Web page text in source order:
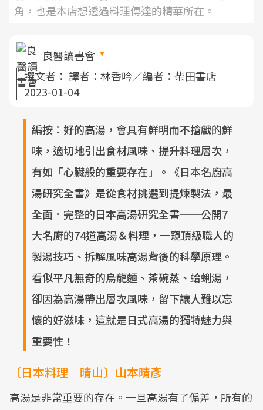
角，也是本店想透過料理傳達的精華所在。
良醫讀書會
撰文者： 譯者：林香吟／編者：柴田書店
2023-01-04
編按：好的高湯，會具有鮮明而不搶戲的鮮
味，適切地引出食材風味、提升料理層次，
有如「心臟般的重要存在」。《日本名廚高
湯研究全書》是從食材挑選到提煉製法，最
全面．完整的日本高湯研究全書──公開7
大名廚的74道高湯＆料理，一窺頂級職人的
製湯技巧、拆解風味高湯背後的科學原理。
看似平凡無奇的烏龍麵、茶碗蒸、蛤蜊湯，
卻因為高湯帶出層次風味，留下讓人難以忘
懷的好滋味，這就是日式高湯的獨特魅力與
重要性！
〔日本料理 晴山〕山本晴彥
高湯是非常重要的存在。一旦高湯有了偏差，所有的